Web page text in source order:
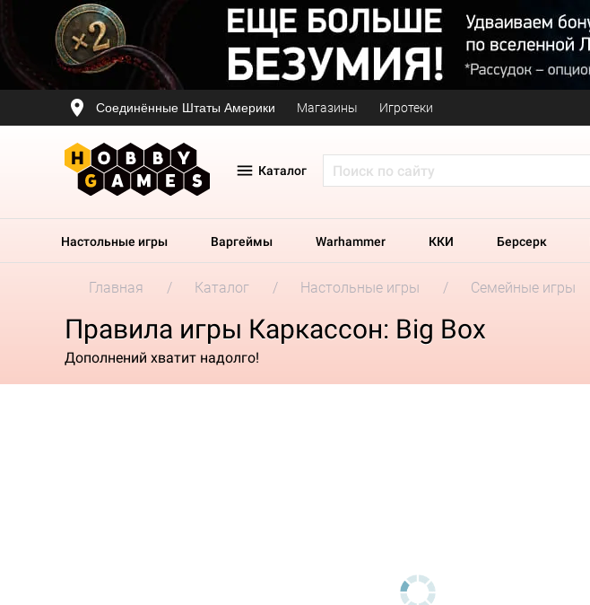
Соединённые Штаты Америки Магазины Игротеки
Каталог
Настольные игры Варгеймы Warhammer ККИ Берсерк
Главная Каталог Настольные игры Семейные игры
Правила игры Каркассон: Big Box
Дополнений хватит надолго!